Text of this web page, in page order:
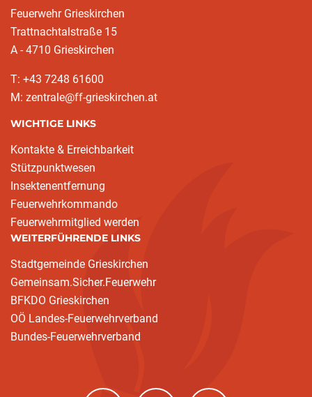
Feuerwehr Grieskirchen
Trattnachtalstraße 15
A - 4710 Grieskirchen
T: +43 7248 61600
M: zentrale@ff-grieskirchen.at
WICHTIGE LINKS
Kontakte & Erreichbarkeit
Stützpunktwesen
Insektenentfernung
Feuerwehrkommando
Feuerwehrmitglied werden
WEITERFÜHRENDE LINKS
Stadtgemeinde Grieskirchen
Gemeinsam.Sicher.Feuerwehr
BFKDO Grieskirchen
OÖ Landes-Feuerwehrverband
Bundes-Feuerwehrverband